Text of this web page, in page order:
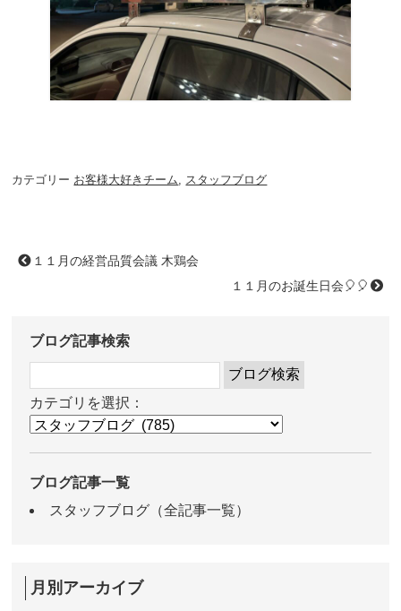
カテゴリー お客様大好きチーム, スタッフブログ
１１月の経営品質会議 木鶏会
１１月のお誕生日会🎈🎈
ブログ記事検索
カテゴリを選択：
ブログ記事一覧
スタッフブログ（全記事一覧）
月別アーカイブ